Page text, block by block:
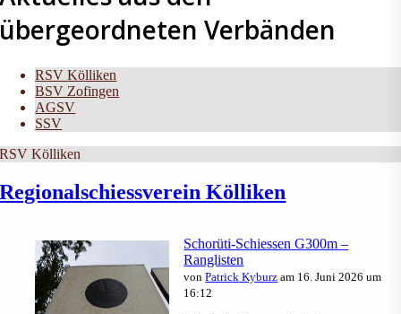
übergeordneten Verbänden
RSV Kölliken
BSV Zofingen
AGSV
SSV
RSV Kölliken
Regionalschiessverein Kölliken
Schorüti-Schiessen G300m –
Ranglisten
vonPatrick Kyburz am 16. Juni 2026 um
16:12